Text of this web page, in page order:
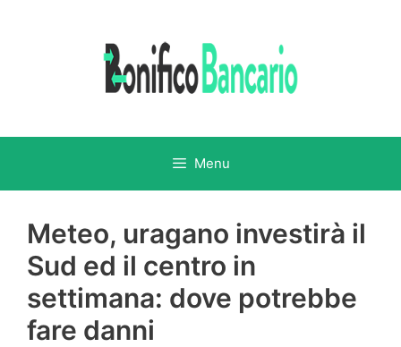
Menu
Meteo, uragano investirà il
Sud ed il centro in
settimana: dove potrebbe
fare danni